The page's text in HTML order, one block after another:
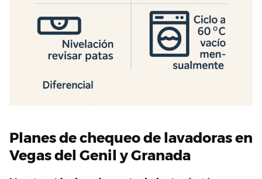
Planes de chequeo de lavadoras en
Vegas del Genil y Granada